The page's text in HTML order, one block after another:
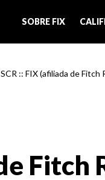
SOBRE FIX
:: FIX (afiliada de
Fitch